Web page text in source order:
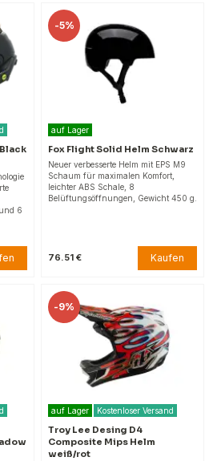
6
-5%
auf Lager
Fox Flight Solid Helm Schwarz
Neuer verbesserte Helm mit EPS M9
Schaum für maximalen Komfort,
leichter ABS Schale, 8
Belüftungsöffnungen, Gewicht 450 g.
76.51 € Kaufen
-9%
auf Lager Kostenloser Versand
Troy Lee Desing D4
Composite Mips Helm
weiß/rot